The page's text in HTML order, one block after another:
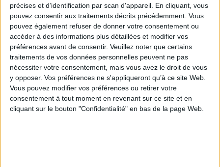
précises et d’identification par scan d'appareil. En cliquant, vous
pouvez consentir aux traitements décrits précédemment. Vous
pouvez également refuser de donner votre consentement ou
accéder à des informations plus détaillées et modifier vos
préférences avant de consentir. Veuillez noter que certains
traitements de vos données personnelles peuvent ne pas
nécessiter votre consentement, mais vous avez le droit de vous
y opposer. Vos préférences ne s'appliqueront qu’à ce site Web.
Vous pouvez modifier vos préférences ou retirer votre
consentement à tout moment en revenant sur ce site et en
cliquant sur le bouton "Confidentialité" en bas de la page Web.
Description Référence
La carcasse d'abat-jour tambour de 20cm permet
de réaliser un abat-jour avec du tissu cousu ou
froncé. La carcasse tambour permet aussi de
tendre des rubans et de réaliser un abat-jour
entouré de rubans.
Pour réaliser un abat-jour avec du polyphane, il
est préférable d'utiliser un jeu de deux cercles.
La carcasse est en époxy blanc: Si vous souhaitez